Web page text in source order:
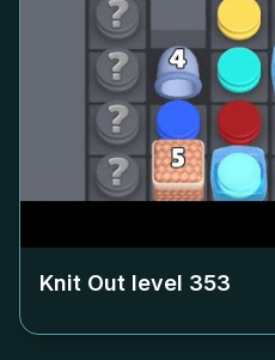
Knit Out level 353